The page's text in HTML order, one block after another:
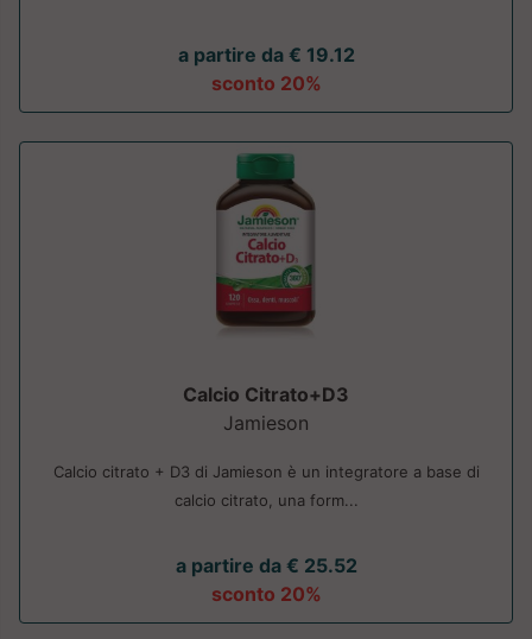
a partire da € 19.12
sconto 20%
Calcio Citrato+D3
Jamieson
Calcio citrato + D3 di Jamieson è un integratore a base di
calcio citrato, una form...
a partire da € 25.52
sconto 20%